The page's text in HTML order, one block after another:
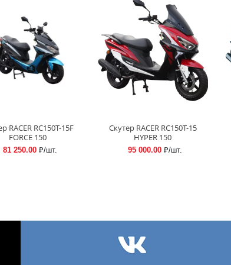
RACER RC150T-15F
FORCE 150
81 250.00₽/шт.
Скутер RACER RC150T-15
HYPER 150
95 000.00₽/шт.